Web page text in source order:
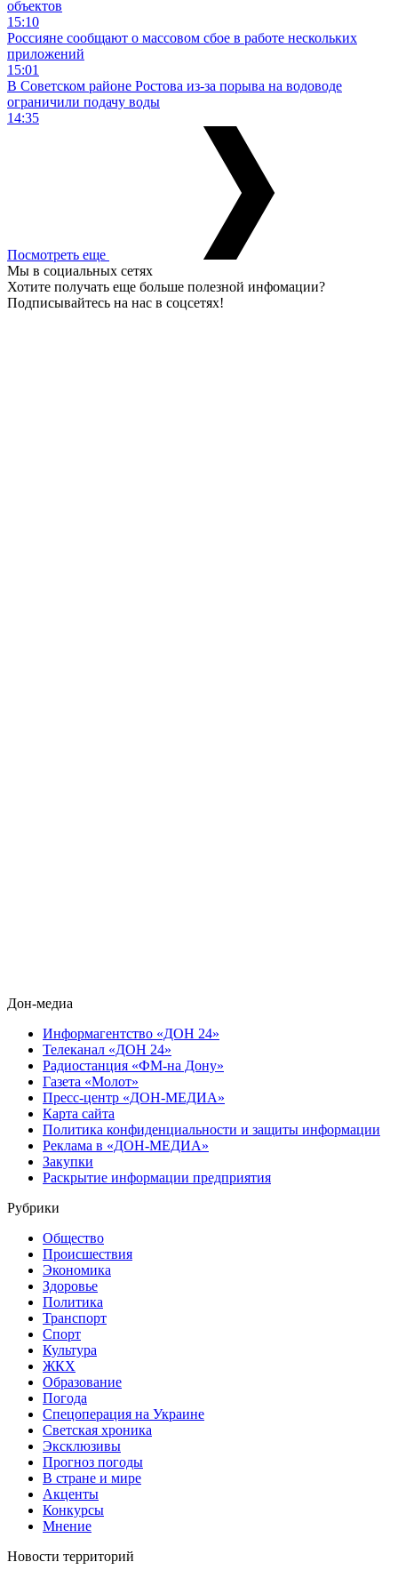
объектов
15:10
Россияне сообщают о массовом сбое в работе нескольких
приложений
15:01
В Советском районе Ростова из-за порыва на водоводе
ограничили подачу воды
14:35
Посмотреть еще
Мы в социальных сетях
Хотите получать еще больше полезной инфомации?
Подписывайтесь на нас в соцсетях!
Дон-медиа
Информагентство «ДОН 24»
Телеканал «ДОН 24»
Радиостанция «ФМ-на Дону»
Газета «Молот»
Пресс-центр «ДОН-МЕДИА»
Карта сайта
Политика конфиденциальности и защиты информации
Реклама в «ДОН-МЕДИА»
Закупки
Раскрытие информации предприятия
Рубрики
Общество
Происшествия
Экономика
Здоровье
Политика
Транспорт
Спорт
Культура
ЖКХ
Образование
Погода
Спецоперация на Украине
Светская хроника
Эксклюзивы
Прогноз погоды
В стране и мире
Акценты
Конкурсы
Мнение
Новости территорий